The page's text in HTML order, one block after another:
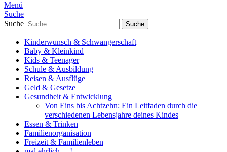
Menü
Suche
Suche
Kinderwunsch & Schwangerschaft
Baby & Kleinkind
Kids & Teenager
Schule & Ausbildung
Reisen & Ausflüge
Geld & Gesetze
Gesundheit & Entwicklung
Von Eins bis Achtzehn: Ein Leitfaden durch die
verschiedenen Lebensjahre deines Kindes
Essen & Trinken
Familienorganisation
Freizeit & Familienleben